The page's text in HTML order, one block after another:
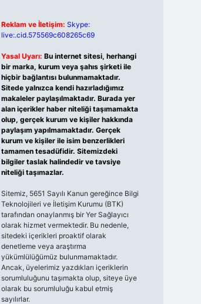
Reklam ve İletişim: Skype:
live:.cid.575569c608265c69
Yasal Uyarı: Bu internet sitesi, herhangi
bir marka, kurum veya şahıs şirketi ile
hiçbir bağlantısı bulunmamaktadır.
Sitede yalnızca kendi hazırladığımız
makaleler paylaşılmaktadır. Burada yer
alan içerikler haber niteliği taşımamakta
olup, gerçek kurum ve kişiler hakkında
paylaşım yapılmamaktadır. Gerçek
kurum ve kişiler ile isim benzerlikleri
tamamen tesadüfidir. Sitemizdeki
bilgiler taslak halindedir ve tavsiye
niteliği taşımazlar.
Sitemiz, 5651 Sayılı Kanun gereğince Bilgi
Teknolojileri ve İletişim Kurumu (BTK)
tarafından onaylanmış bir Yer Sağlayıcı
olarak hizmet vermektedir. Bu nedenle,
sitedeki içerikleri proaktif olarak
denetleme veya araştırma
yükümlülüğümüz bulunmamaktadır.
Ancak, üyelerimiz yazdıkları içeriklerin
sorumluluğunu taşımakta olup, siteye üye
olarak bu sorumluluğu kabul etmiş
sayılırlar.